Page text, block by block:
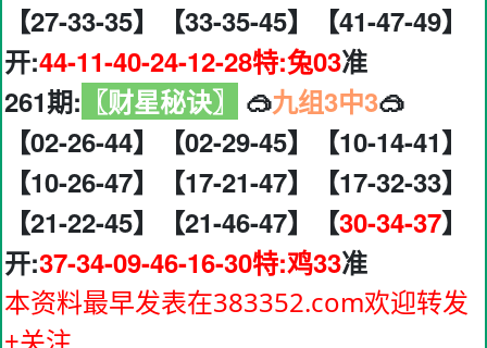
【27-33-35】【33-35-45】【41-47-49】
开:44-11-40-24-12-28特:兔03准
261期: 〖财星秘诀〗 🥽九组3中3🥽
【02-26-44】【02-29-45】【10-14-41】
【10-26-47】【17-21-47】【17-32-33】
【21-22-45】【21-46-47】【30-34-37】
开:37-34-09-46-16-30特:鸡33准
本资料最早发表在383352.com欢迎转发